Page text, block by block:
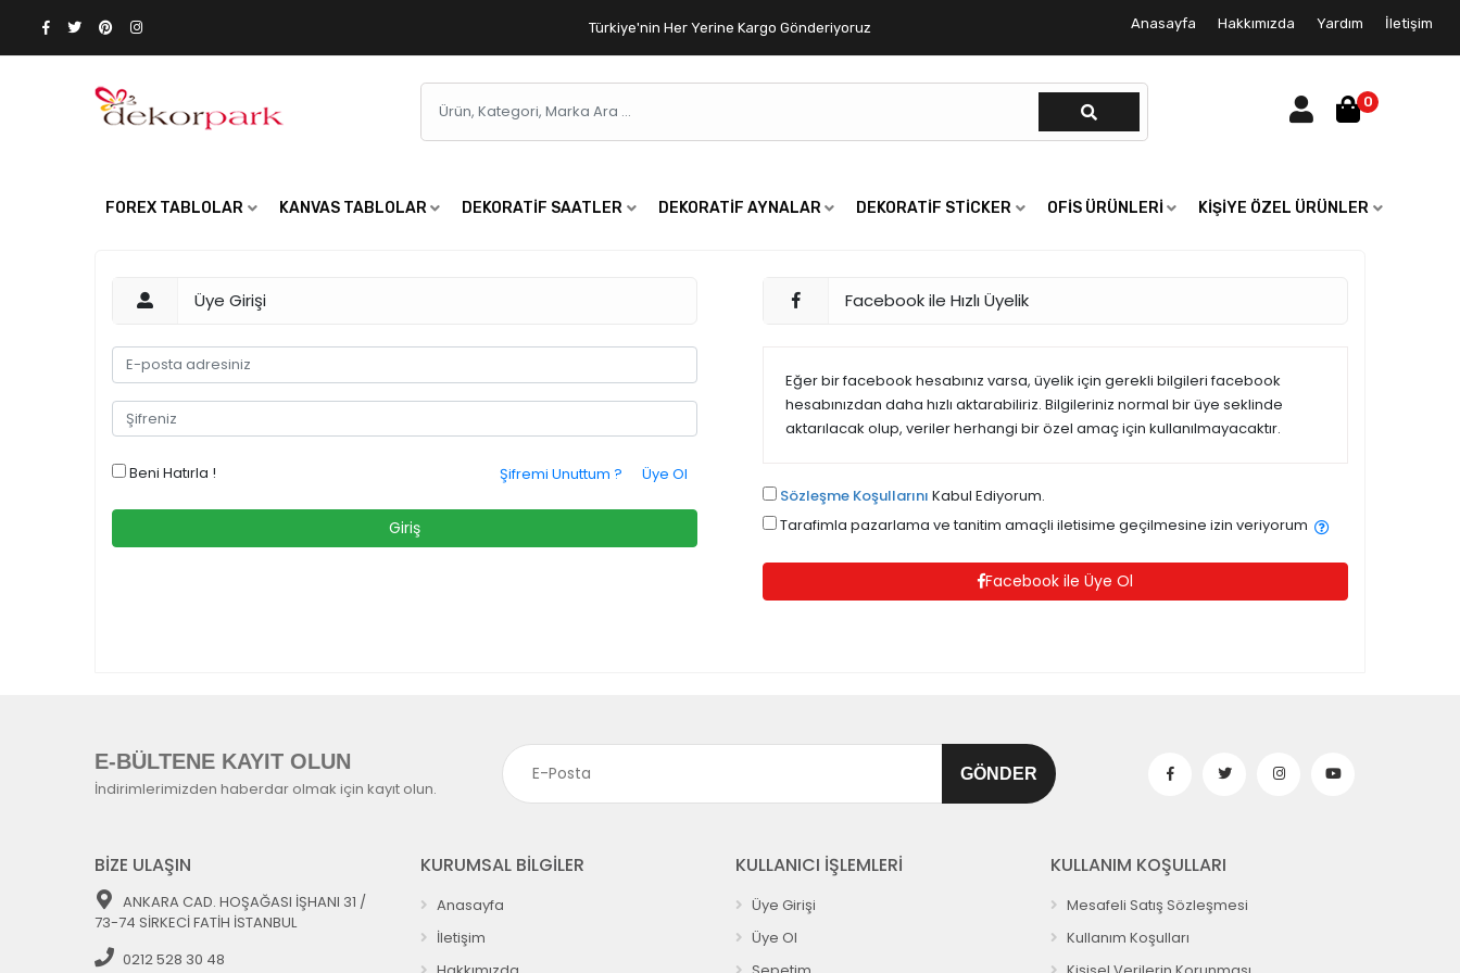
Türkiye'nin Her Yerine Kargo Gönderiyoruz Anasayfa Hakkımızda Yardım İletişim
0
FOREX TABLOLAR KANVAS TABLOLAR DEKORATIF SAATLER DEKORATIF AYNALAR DEKORATIF STICKER OFIS ÜRÜNLERI KIŞIYE ÖZEL ÜRÜNLER
Üye Girişi
Beni Hatırla ! Üye Ol
Şifremi Unuttum ?
Facebook ile Hızlı Üyelik
Eğer bir facebook hesabınız varsa, üyelik için gerekli bilgileri facebook
hesabınızdan daha hızlı aktarabiliriz. Bilgileriniz normal bir üye seklinde
aktarılacak olup, veriler herhangi bir özel amaç için kullanılmayacaktır.
Sözleşme Koşullarını Kabul Ediyorum.
Tarafimla pazarlama ve tanitim amaçli iletisime geçilmesine izin veriyorum
Facebook ile Üye Ol
E-BÜLTENE KAYIT OLUN
İndirimlerimizden haberdar olmak için kayıt olun.
BİZE ULAŞIN
ANKARA CAD. HOŞAĞASI İŞHANI 31 /
73-74 SİRKECİ FATİH İSTANBUL
0212 528 30 48
KURUMSAL BİLGİLER
Anasayfa
İletişim
KULLANICI İŞLEMLERİ
Üye Girişi
Üye Ol
KULLANIM KOŞULLARI
Mesafeli Satış Sözleşmesi
Kullanım Koşulları